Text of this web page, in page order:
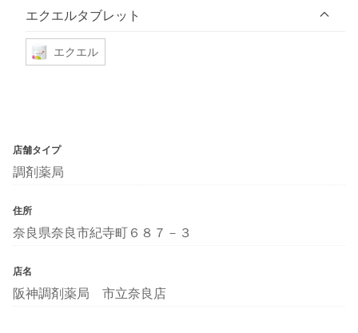
エクエルタブレット
エクエル
店舗タイプ
調剤薬局
住所
奈良県奈良市紀寺町６８７－３
店名
阪神調剤薬局 市立奈良店